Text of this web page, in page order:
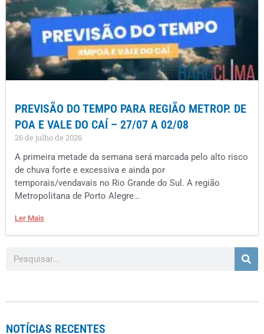
PREVISÃO DO TEMPO PARA REGIÃO METROP. DE
POA E VALE DO CAÍ – 27/07 A 02/08
26 de julho de 2026
A primeira metade da semana será marcada pelo alto risco
de chuva forte e excessiva e ainda por
temporais/vendavais no Rio Grande do Sul. A região
Metropolitana de Porto Alegre…
Ler Mais
NOTÍCIAS RECENTES